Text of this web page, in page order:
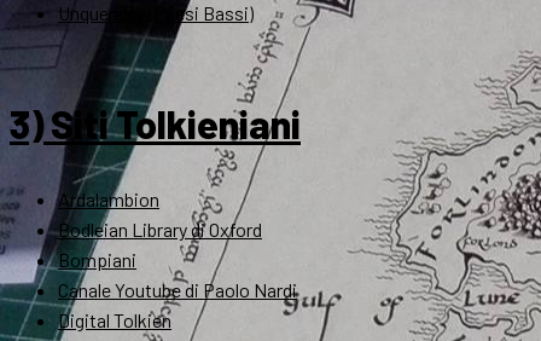
Unquendor (Paesi Bassi)
3) Siti Tolkieniani
Ardalambion
Bodleian Library di Oxford
Bompiani
Canale Youtube di Paolo Nardi
Digital Tolkien